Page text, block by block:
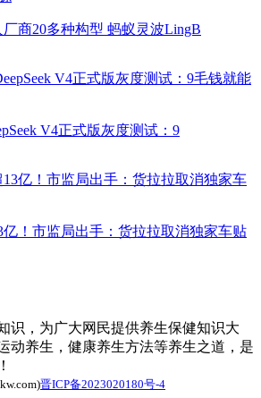
商20多种构型 蚂蚁灵波LingB
V4正式版灰度测试：9
亿！市监局出手：货拉拉取消独家车贴
识，为广大网民提供养生保健知识大
动养生，健康养生方法等养生之道，是
晋ICP备2023020180号-4